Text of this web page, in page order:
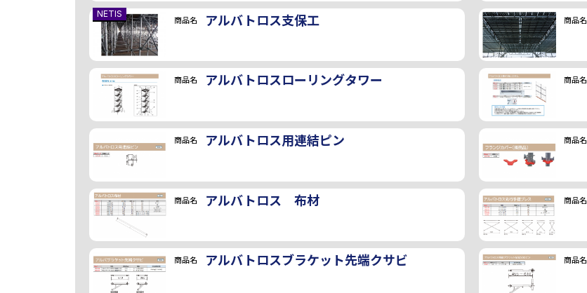
NETIS
商品名 アルバトロス支保工 商品名
商品名 アルバトロスローリングタワー 商品名
商品名 アルバトロス用連結ピン 商品名
商品名 アルバトロス 布材 商品名
商品名 アルバトロスブラケット先端クサビ 商品名